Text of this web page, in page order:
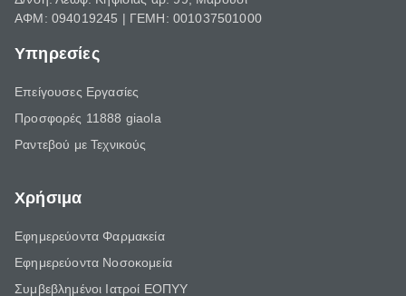
ΑΦΜ: 094019245 | ΓΕΜΗ: 001037501000
Υπηρεσίες
Επείγουσες Εργασίες
Προσφορές 11888 giaola
Ραντεβού με Τεχνικούς
Χρήσιμα
Εφημερεύοντα Φαρμακεία
Εφημερεύοντα Νοσοκομεία
Συμβεβλημένοι Ιατροί ΕΟΠΥΥ